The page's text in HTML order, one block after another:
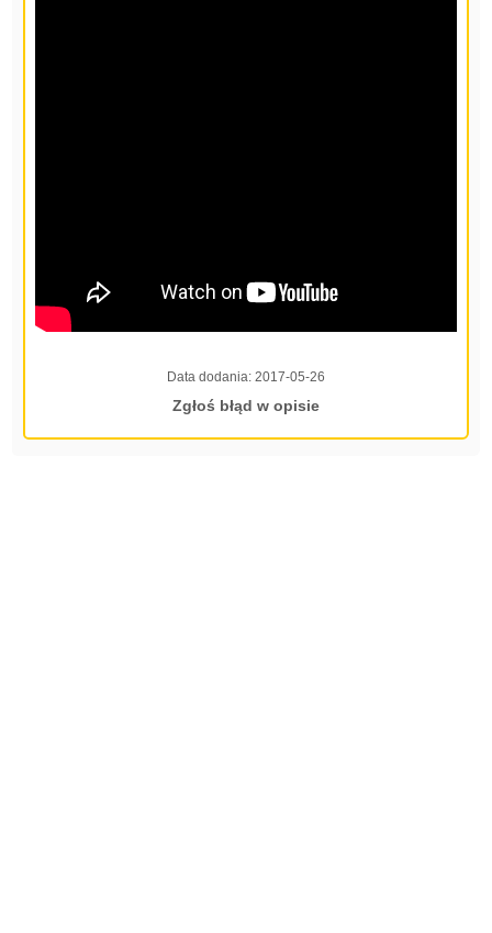
Data dodania: 2017-05-26
Zgłoś błąd w opisie